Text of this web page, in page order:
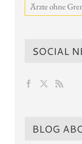
Ärzte ohne
SOCIAL
BLOG